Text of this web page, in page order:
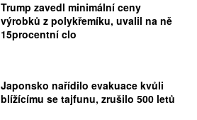
Trump zavedl minimální ceny
výrobků z polykřemíku, uvalil na ně
15procentní clo
Japonsko nařídilo evakuace kvůli
blížícímu se tajfunu, zrušilo 500 letů